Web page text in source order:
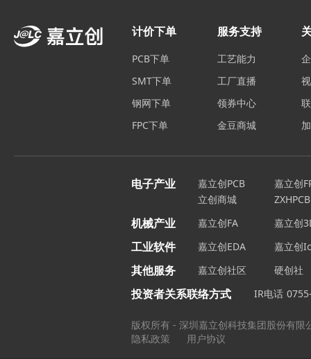
计价下单
PCB下单
SMT下单
钢网下单
FPC下单
服务支持
工艺能力
工厂直播
领券中心
金豆商城
电子产业 嘉立创PCB
嘉立创
立创商城
ZXHPCB
机械产业 嘉立创FA 嘉立创
工业软件 嘉立创EDA 嘉立创
其他服务 嘉立创社区 硬创社
投资者关系联络方式 IR电话
版权所有 - 深圳嘉立创科技集团股份有限
隐私政策
用户协议